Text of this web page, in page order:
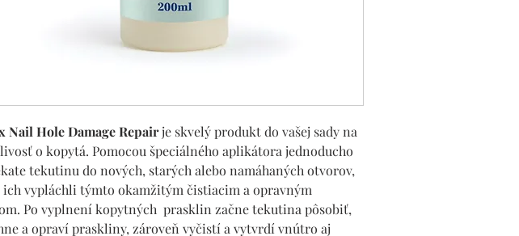
Nail Hole Damage Repairje skvelý produkt do vašej sady na
o kopytá. Pomocou špeciálného aplikátora jednoducho
tekutinu do nových, starých alebo namáhaných otvorov,
ich vypláchli týmto okamžitým čistiacim a opravným
Po vyplnení kopytných prasklin začne tekutina pôsobiť,
a opraví praskliny, zároveň vyčistí a vytvrdí vnútro aj